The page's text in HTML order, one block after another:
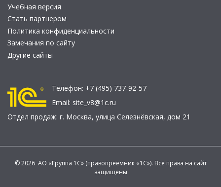
Учебная версия
Стать партнером
Политика конфиденциальности
Замечания по сайту
Другие сайты
Телефон: +7 (495) 737-92-57
Email: site_v8@1c.ru
Отдел продаж: г. Москва, улица Селезнёвская, дом 21
© 2026 АО «Группа 1С» (правопреемник «1С»). Все права на сайт
защищены